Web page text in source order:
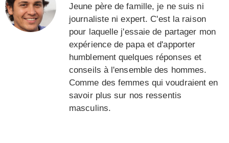
Jeune père de famille, je ne suis ni
journaliste ni expert. C'est la raison
pour laquelle j'essaie de partager mon
expérience de papa et d'apporter
humblement quelques réponses et
conseils à l'ensemble des hommes.
Comme des femmes qui voudraient en
savoir plus sur nos ressentis
masculins.